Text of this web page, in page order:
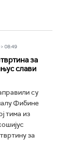
08:49
за
слави
су
Фибине
тима из
за